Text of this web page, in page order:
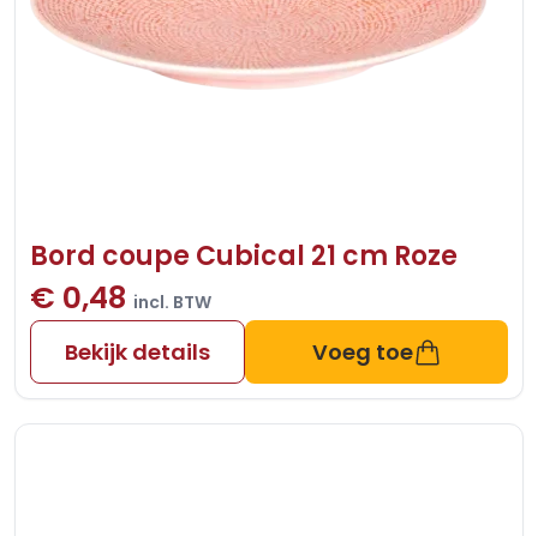
Bord coupe Cubical 21 cm Roze
€ 0,48 incl. BTW
Bekijk details Voeg toe